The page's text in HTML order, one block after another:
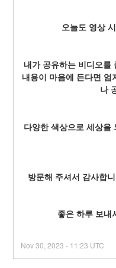
오늘도 영상
내가 공유하는 비디오를
내용이 마음에 든다면 엄
나
다양한 색상으로 세상을
방문해 주셔서 감사합
좋은 하루 보내
Nov30 ,2023 - 11:23 UTC